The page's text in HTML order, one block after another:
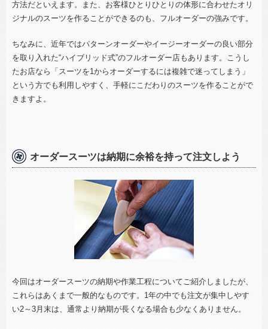
方法だといえます。また、お客様ひとりひとりの体形に合わせたオリ
ジナルのスーツを作ることができるのも、フルオーダーの強みです。
ちなみに、近年ではパターンオーダーやイージーオーダーの良い部分
を取り入れた“ハイブリッド式”のフルオーダー店もあります。こうし
たお店なら「スーツを1 からオーダーするには複雑で迷ってしまう」
という方でも利用しやすく、手軽にこだわりのスーツを作ることがで
きますよ。
オーダースーツは納期に余裕を持って注文しよう
今回はオーダースーツの納期や作業工程についてご紹介しましたが、
これらはあくまで一般的なものです。 1 年の中でも注文が集中しやす
い2～ 3 月末は、通常より納期が長くなる場合も少なくありません。